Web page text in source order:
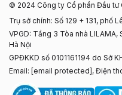
© 2024 Công ty Cổ phần Đầu tư
Trụ sở chính: Số 129 + 131, phố
VPGD: Tầng 3 Tòa nhà LILAMA,
Hà Nội
GPĐKKD số 0101161194 do Sở
Email: [email protected] , Điện